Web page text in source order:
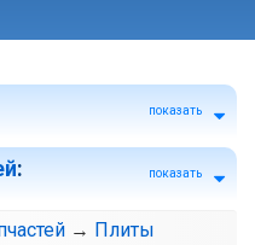
показать
: показать
→ Плиты